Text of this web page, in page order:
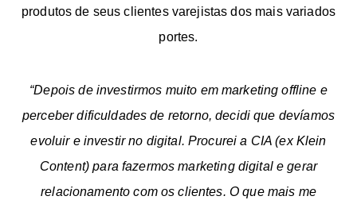
produtos de seus clientes varejistas dos mais variados
portes.
“Depois de investirmos muito em marketing offline e
perceber dificuldades de retorno, decidi que devíamos
evoluir e investir no digital. Procurei a CIA (ex Klein
Content) para fazermos marketing digital e gerar
relacionamento com os clientes. O que mais me